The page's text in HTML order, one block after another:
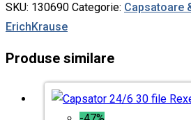
SKU: 130690 Categorie: Capsatoare
ErichKrause
Produse similare